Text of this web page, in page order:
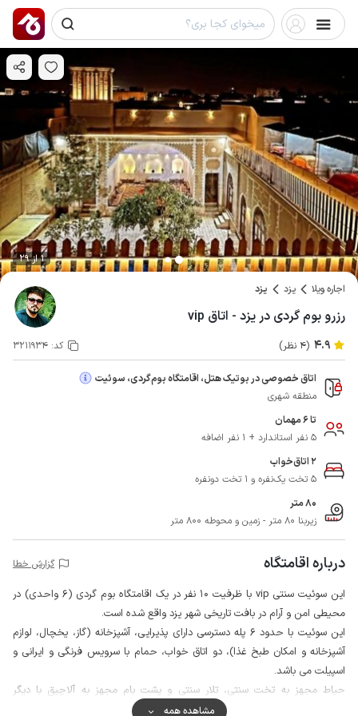
1 از 29
اجاره ویلا یزد یزد
رزرو بوم گردی در یزد - اتاق vip
4.9 (4 نظر) کد: 3211934
اتاق خصوصی در بوتیک هتل، اقامتگاه بوم‌گردی، سوئیت
منطقه شهری
تا 6 مهمان
5 نفر استاندارد + 1 نفر اضافه
2 اتاق‌خواب
5 تخت یک‌نفره و 1 تخت دونفره
80 متر
زیربنا 80 متر - زمین و محوطه 800 متر
درباره اقامتگاه گزارش خطا
این سوئیت سنتی vip با ظرفیت 10 نفر در یک اقامتگاه بوم گردی (6 واحدی) در
محیطی امن و آرام در بافت تاریخی شهر یزد واقع شده است.
این سوئیت با حدود 6 پله دسترسی دارای پذیرایی، آشپزخانه (گاز، یخچال، لوازم
آشپزخانه و امکان طبخ غذا)، دو اتاق خواب، حمام با سرویس فرنگی و ایرانی و
اسپیلت می باشد.
حیاط مجهز به تخت سنتی، تلار سنتی و پشت بام مجهز به آلاچیق با دیگر
میهمانان به صورت مشترک استفاده می شود، همچنین سرویس ایرانی به صورت
مشاهده همه